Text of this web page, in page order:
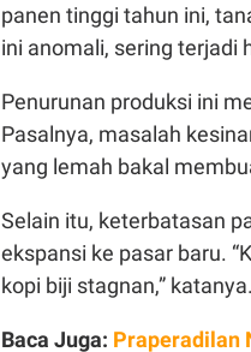
panen tinggi tahun ini,
ini anomali, sering terjadi
Penurunan produksi ini
Pasalnya, masalah
yang lemah bakal
Selain itu, keterbatasan
ekspansi ke pasar baru.
kopi biji stagnan,” katanya.
Baca Juga: Praperadilan